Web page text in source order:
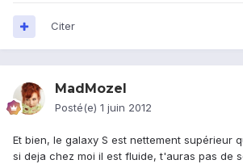
Citer
MadMozel
Posté(e) 1 juin 2012
Et bien, le galaxy S est nettement supérieur
si deja chez moi il est fluide, t'auras pas de